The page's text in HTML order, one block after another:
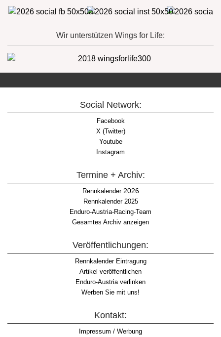
Wir unterstützen Wings for Life:
Social Network:
Facebook
X (Twitter)
Youtube
Instagram
Termine + Archiv:
Rennkalender2026
Rennkalender 2025
Enduro-Austria-Racing-Team
Gesamtes Archiv anzeigen
Veröffentlichungen:
Rennkalender Eintragung
Artikel veröffentlichen
Enduro-Austria verlinken
Werben Sie mit uns!
Kontakt:
Impressum / Werbung